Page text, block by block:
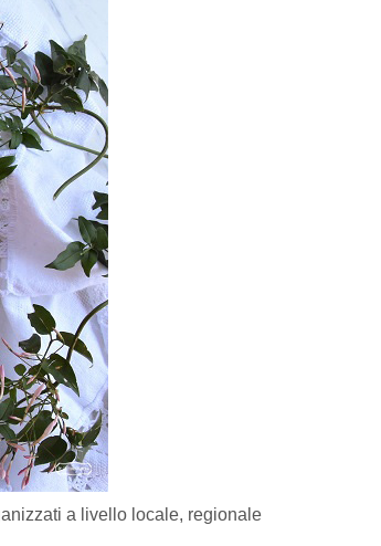
a livello locale, regionale